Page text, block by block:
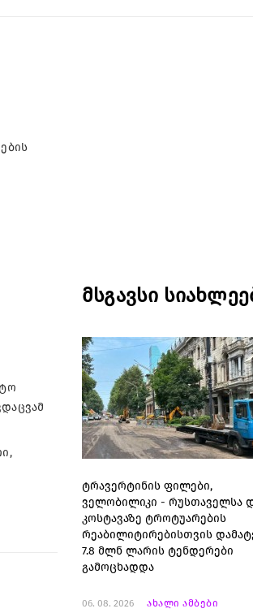
მსგავსი
ტრავერტინის ფილები,
ველობილიკი - რუსთაველსა
კოსტავაზე ტროტუარების
რეაბილიტირებისთვის
7.8 მლნ ლარის ტენდერები
გამოცხადდა
06. 08. 2026 ახალი ამბები